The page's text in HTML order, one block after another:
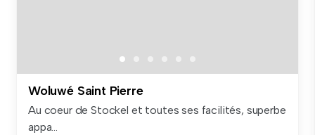
Woluwé Saint Pierre
Au coeur de Stockel et toutes ses facilités, superbe
appa...